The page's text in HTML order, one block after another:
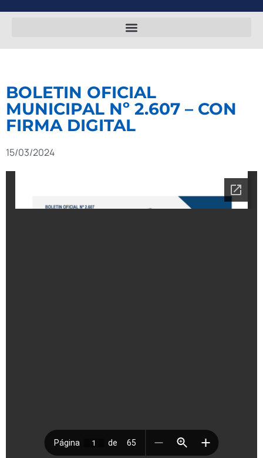
BOLETIN OFICIAL
MUNICIPAL Nº 2.607 – CON
FIRMA DIGITAL
15/03/2024